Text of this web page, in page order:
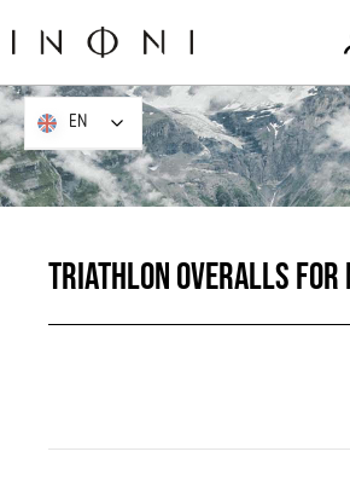
content
Triathlon overalls for
EN
EN